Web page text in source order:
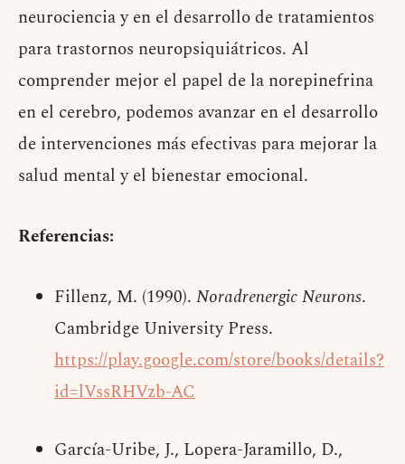
neurociencia y en el desarrollo de tratamientos
para trastornos neuropsiquiátricos. Al
comprender mejor el papel de la norepinefrina
en el cerebro, podemos avanzar en el desarrollo
de intervenciones más efectivas para mejorar la
salud mental y el bienestar emocional.
Referencias:
Fillenz, M. (1990). Noradrenergic Neurons.
Cambridge University Press.
https://play.google.com/store/books/details?
id=lVssRHVzb-AC
García-Uribe, J., Lopera-Jaramillo, D.,